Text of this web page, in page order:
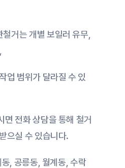
거는 개별 보일러 유무,
업 범위가 달라질 수 있
면 전화 상담을 통해 철거
으실 수 있습니다.
, 공릉동, 월계동, 수락